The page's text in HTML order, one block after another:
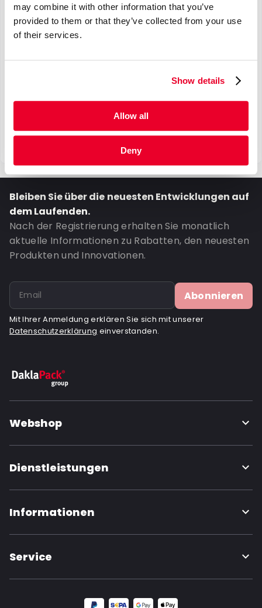
may combine it with other information that you’ve
provided to them or that they’ve collected from your use
of their services.
Show details
Allow all
Deny
Nachricht*
Bleiben Sie über die neuesten Entwicklungen auf
dem Laufenden.
Nach der Registrierung erhalten Sie monatlich
aktuelle Informationen zu Rabatten, den neuesten
Produkten und Innovationen.
Abonnieren
Mit Ihrer Anmeldung erklären Sie sich mit unserer
Datenschutzerklärung einverstanden.
Webshop
Dienstleistungen
Informationen
Service